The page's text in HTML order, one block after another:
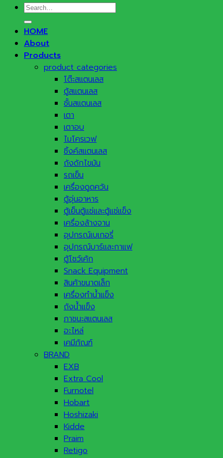
Search
for:
HOME
About
Products
product categories
โต๊ะสแตนเลส
ตู้สแตนเลส
ชั้นสแตนเลส
เตา
เตาอบ
ไมโครเวฟ
ซิ้งค์สแตนเลส
ถังดักไขมัน
รถเข็น
เครื่องดูดควัน
ตู้อุ่นอาหาร
ตู้เย็นตู้แช่และตู้แช่แข็ง
เครื่องล้างจาน
อุปกรณ์เบเกอรี่
อุปกรณ์บาร์และกาแฟ
ตู้โชว์เค้ก
Snack Equipment
สินค้าขนาดเล็ก
เครื่องทำน้ำแข็ง
ถังน้ำแข็ง
ภาชนะสแตนเลส
อะไหล่
เคมีภัณฑ์
BRAND
EXB
Extra Cool
Furnotel
Hobart
Hoshizaki
Kidde
Praim
Retigo